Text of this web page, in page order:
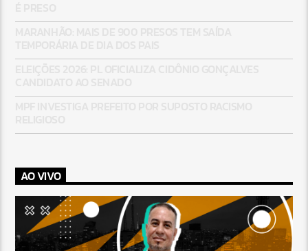
AO VIVO